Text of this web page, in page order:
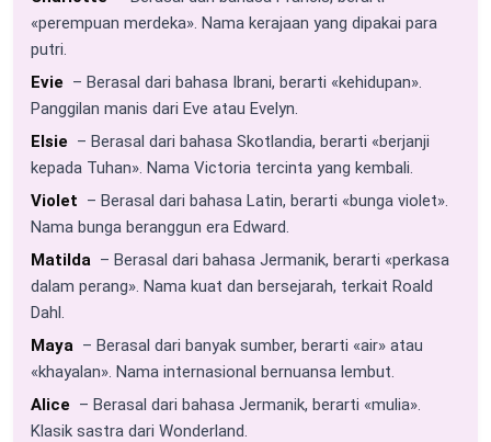
«perempuan merdeka». Nama kerajaan yang dipakai para
putri.
Evie – Berasal dari bahasa Ibrani, berarti «kehidupan».
Panggilan manis dari Eve atau Evelyn.
Elsie – Berasal dari bahasa Skotlandia, berarti «berjanji
kepada Tuhan». Nama Victoria tercinta yang kembali.
Violet – Berasal dari bahasa Latin, berarti «bunga violet».
Nama bunga beranggun era Edward.
Matilda – Berasal dari bahasa Jermanik, berarti «perkasa
dalam perang». Nama kuat dan bersejarah, terkait Roald
Dahl.
Maya – Berasal dari banyak sumber, berarti «air» atau
«khayalan». Nama internasional bernuansa lembut.
Alice – Berasal dari bahasa Jermanik, berarti «mulia».
Klasik sastra dari Wonderland.